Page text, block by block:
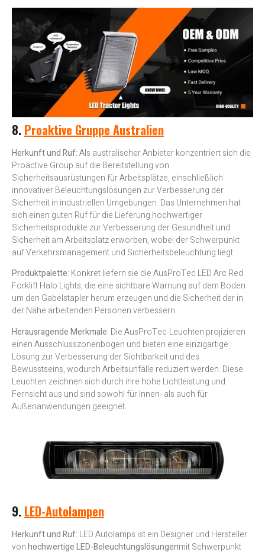
8. Proaktive Gruppe Australien
Herkunft und Ruf:Als australischer Anbieter konzentriert sich die
Proactive Group auf die Bereitstellung von
Sicherheitsausrüstungen für Arbeitsplätze, einschließlich
innovativer Beleuchtungslösungen zur Verbesserung der
Sicherheit in industriellen Umgebungen. Das Unternehmen hat
sich einen guten Ruf für die Lieferung hochwertiger
Sicherheitsprodukte zur Verbesserung der Gesundheit und
Sicherheit am Arbeitsplatz erworben, wobei der Schwerpunkt
auf Verkehrsmanagement und Sicherheitsbeleuchtung liegt.
Produktpalette: Konkret liefern sie die AusProTec LED Arc Red
Forklift Halo Lights, die eine sichtbare Warnung auf dem Boden
um den Gabelstapler herum erzeugen und die Sicherheit der in
der Nähe arbeitenden Personen verbessern.
Herausragende Merkmale: Die AusProTec-Leuchten projizieren
einen Ausschlusszonenbogen und bieten eine einzigartige
Lösung zur Verbesserung der Sichtbarkeit und des
Bewusstseins, wodurch Arbeitsunfälle reduziert werden. Diese
Leuchten zeichnen sich durch ihre hohe Lichtleistung und
Fernsicht aus und sind sowohl für Innen- als auch für
Außenanwendungen geeignet.
9. LED-Autolampen
Herkunft und Ruf: LED Autolamps ist ein Designer und Hersteller
vonhochwertige LED-Beleuchtungslösungenmit Schwerpunkt